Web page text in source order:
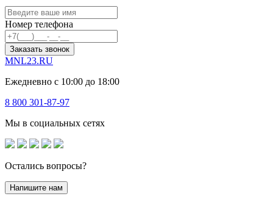
Номер телефона
Заказать звонок
MNL23.RU
Ежедневно с 10:00 до 18:00
8 800 301-87-97
Мы в социальных сетях
Остались вопросы?
Напишите нам